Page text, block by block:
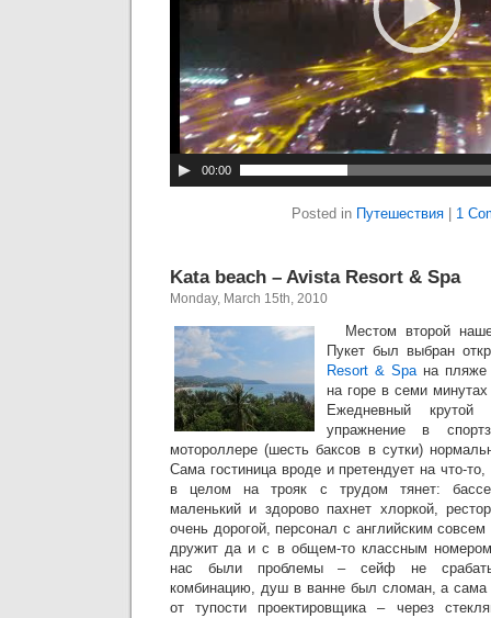
00:00
Posted in Путешествия 1
Kata beach – Avista Resort & Spa
Monday, March 15th, 2010
Местом второй
Пукет был выбран
Resort & Spaна пляже
на горе в семи
Ежедневный
упражнение в
мотороллере (шесть баксов в сутки)
Сама гостиница вроде и претендует на что-то,
в целом на трояк с трудом тянет:
маленький и здорово пахнет хлоркой,
очень дорогой, персонал с английским совсем
дружит да и с в общем-то классным
нас были проблемы – сейф не
комбинацию, душ в ванне был сломан, а сама
от тупости проектировщика – через